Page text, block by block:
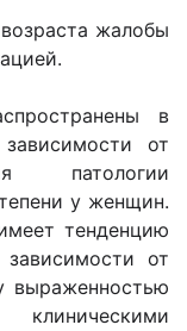
жалобы
в
от
патологии
у женщин.
тенденцию
от
выраженностью